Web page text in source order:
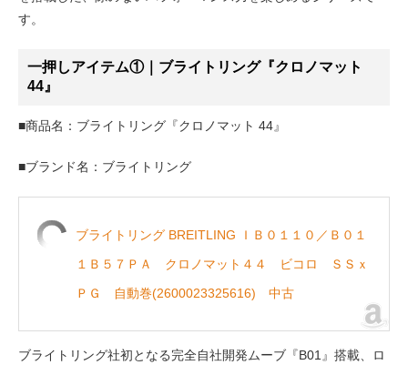
す。
一押しアイテム①｜ブライトリング『クロノマット
44』
■商品名：ブライトリング『クロノマット 44』
■ブランド名：ブライトリング
ブライトリング BREITLING ＩＢ０１１０／Ｂ０１
１Ｂ５７ＰＡ クロノマット４４ ビコロ ＳＳｘ
ＰＧ 自動巻(2600023325616) 中古
ブライトリング社初となる完全自社開発ムーブ『B01』搭載、ロ